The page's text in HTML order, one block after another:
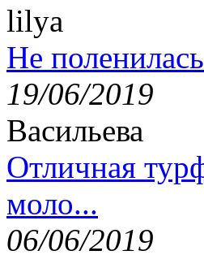
lilya
Не
19/06/2019
Васильева
Отличная
моло...
06/06/2019